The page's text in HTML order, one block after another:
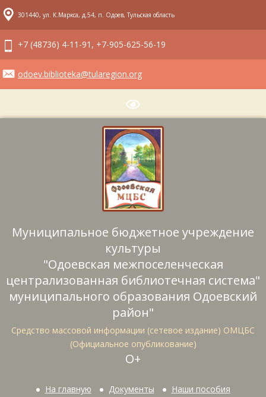
301440, ул. К.Маркса, д.54, п. Одоев, Тульская область
+7 (48736) 4-11-91, +7-905-625-56-19
odoev.biblioteka@tularegion.org
Муниципальное бюджетное учреждение
культуры
"Одоевская межпоселенческая
централизованная библиотечная система"
муниципального образования Одоевский
район"
Средство массовой информации (сетевое издание) ОМЦБС
(Официальное опубликование)
О+
На главную Документы Наши пособия